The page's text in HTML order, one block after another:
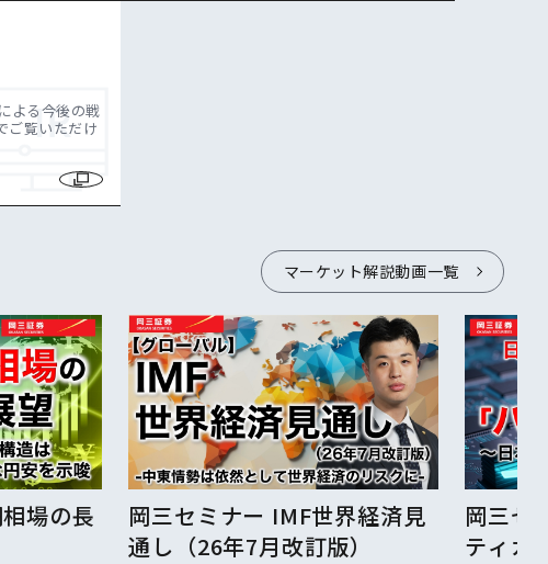
よる今後の戦
ご覧いただけ
マーケット解説動画一覧
場の長
岡三セミナー IMF世界経済見
通し（26年7月改訂版）
岡三セ
ティカ